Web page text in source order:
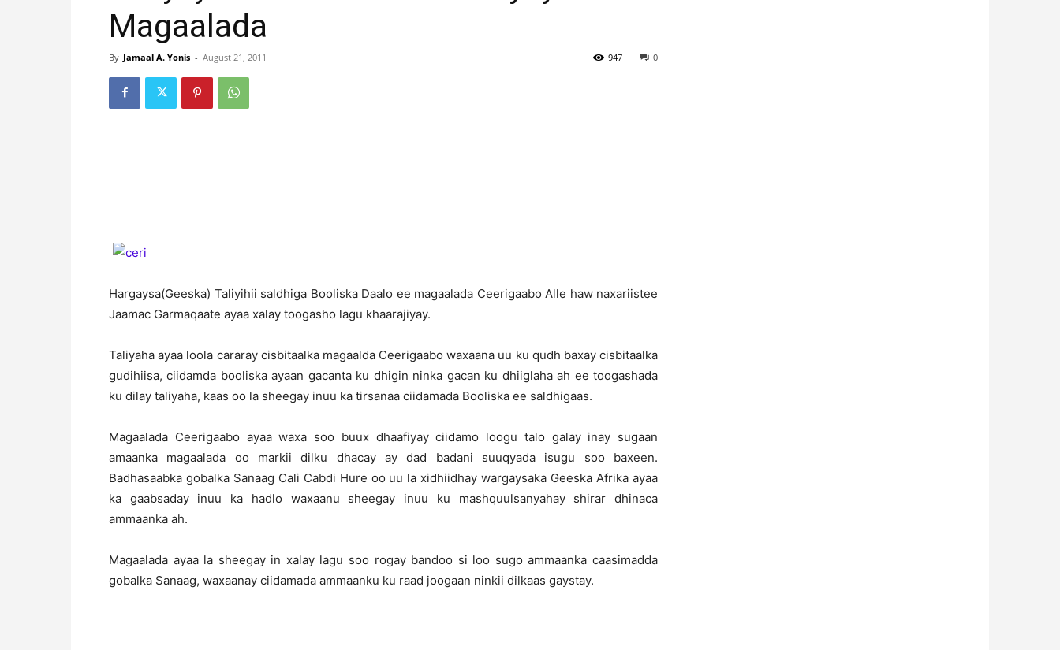
Magaalada
By Jamaal A. Yonis - August 21, 2011 0
947
Hargaysa(Geeska) Taliyihii saldhiga Booliska Daalo ee magaalada Ceerigaabo Alle haw naxariistee
Jaamac Garmaqaate ayaa xalay toogasho lagu khaarajiyay.
Taliyaha ayaa loola cararay cisbitaalka magaalda Ceerigaabo waxaana uu ku qudh baxay cisbitaalka
gudihiisa, ciidamda booliska ayaan gacanta ku dhigin ninka gacan ku dhiiglaha ah ee toogashada
ku dilay taliyaha, kaas oo la sheegay inuu ka tirsanaa ciidamada Booliska ee saldhigaas.
Magaalada Ceerigaabo ayaa waxa soo buux dhaafiyay ciidamo loogu talo galay inay sugaan
amaanka magaalada oo markii dilku dhacay ay dad badani suuqyada isugu soo baxeen.
Badhasaabka gobalka Sanaag Cali Cabdi Hure oo uu la xidhiidhay wargaysaka Geeska Afrika ayaa
ka gaabsaday inuu ka hadlo waxaanu sheegay inuu ku mashquulsanyahay shirar dhinaca
ammaanka ah.
Magaalada ayaa la sheegay in xalay lagu soo rogay bandoo si loo sugo ammaanka caasimadda
gobalka Sanaag, waxaanay ciidamada ammaanku ku raad joogaan ninkii dilkaas gaystay.